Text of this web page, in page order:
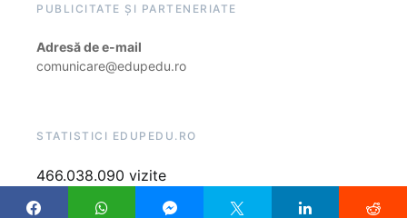
PUBLICITATE ȘI PARTENERIATE
Adresă de e-mail
comunicare@edupedu.ro
STATISTICI EDUPEDU.RO
466.038.090 vizite